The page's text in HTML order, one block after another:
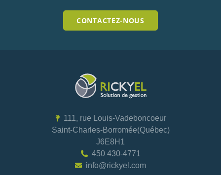
CONTACTEZ-NOUS
111, rue Louis-Vadeboncoeur
Saint-Charles-Borromée(Québec)
J6E8H1
450 430-4771
info@rickyel.com